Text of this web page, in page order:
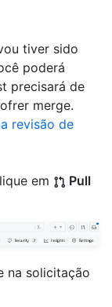
tiver sido
poderá
precisará de
merge.
revisão de
em
Pull
na solicitação